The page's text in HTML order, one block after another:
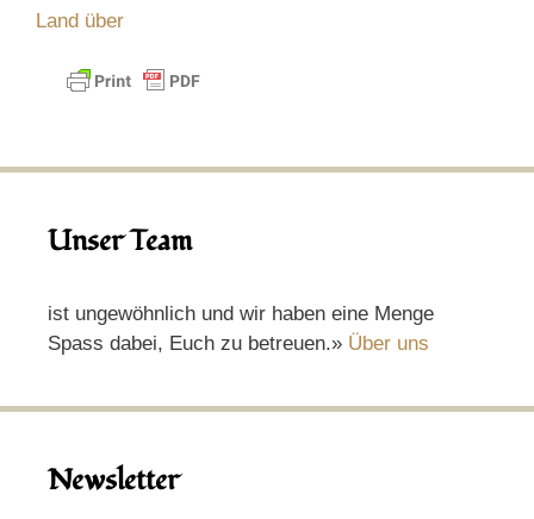
Land über
Unser Team
ist ungewöhnlich und wir haben eine Menge
Spass dabei, Euch zu betreuen.» Über uns
Newsletter